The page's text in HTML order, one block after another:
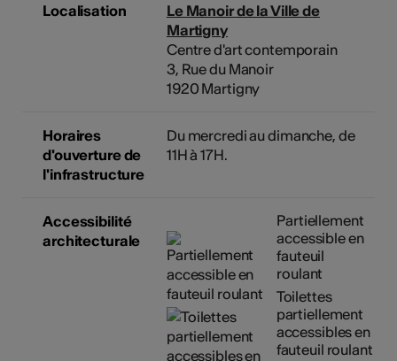
Localisation
Le Manoir de la Ville de
Martigny
Centre d'art contemporain
3, Rue du Manoir
1920 Martigny
Horaires
d'ouverture de
l'infrastructure
Du mercredi au dimanche, de
11H à 17H.
Accessibilité
architecturale
Partiellement
accessible en
fauteuil
roulant
Toilettes
partiellement
accessibles en
fauteuil roulant